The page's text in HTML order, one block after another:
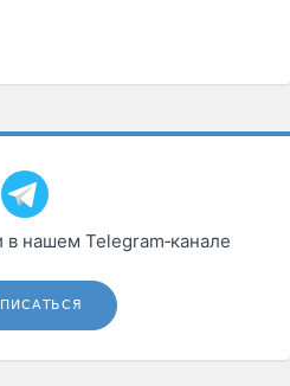
в нашем Telegram‑канале